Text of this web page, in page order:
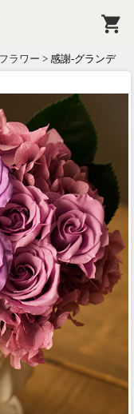
ラワー > 感謝-グランデ